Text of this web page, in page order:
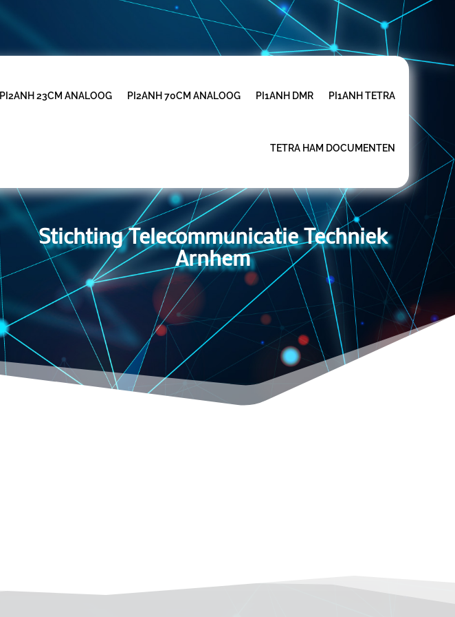
PI2ANH 23CM ANALOOG PI2ANH 70CM ANALOOG PI1ANH DMR PI1ANH TETRA
TETRA HAM DOCUMENTEN
Stichting Telecommunicatie Techniek
Arnhem